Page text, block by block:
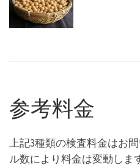
参考料金
上記3種類の検査料金はお
ル数により料金は変動しま